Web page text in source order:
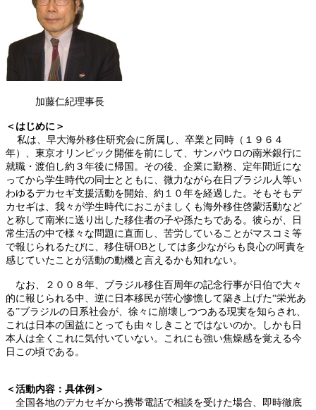
加藤仁紀理事長
＜はじめに＞
私は、早大海外移住研究会に所属し、卒業と同時（１９６４
年）、東京オリンピック開催を前にして、サンパウロの南米銀行に
就職・渡伯し約３年後に帰国。その後、企業に勤務、定年間近にな
ってから学生時代の同士とともに、微力ながら在日ブラジル人等い
わゆるデカセギ支援活動を開始、約１０年を経過した。そもそもデ
カセギは、我々が学生時代におこがましくも海外移住啓蒙活動など
と称して南米に送り出した移住者の子や孫たちである。彼らが、日
常生活の中で様々な問題に直面し、苦労していることがマスコミ等
で報じられるたびに、移住研OBとしては多少ながらも良心の呵責を
感じていたことが活動の動機と言えるかも知れない。
なお、２００８年、ブラジル移住百周年の記念行事が日伯で大々
的に報じられる中、逆に日本移民が苦心惨憺して築き上げた“栄光あ
る”ブラジルの日系社会が、徐々に崩壊しつつある現実を知らされ、
これは日本の国益にとっても由々しきことではないのか。しかも日
本人は全くこれに気付いていない。これにも強い焦燥感を覚える今
日この頃である。
＜活動内容：具体例＞
全国各地のデカセギから携帯電話で相談を受けた場合、即時徹底